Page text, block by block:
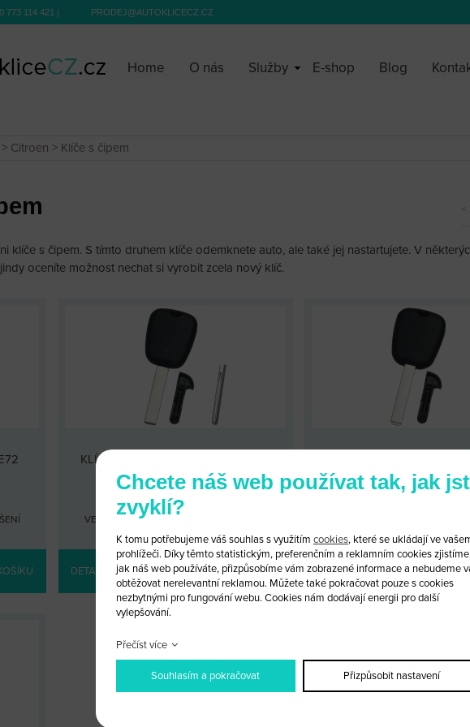
773 114 421 | PRODEJ@AUTOKLICECZ.CZ
Home O nás Služby E-shop Blog
> Citroen > Klíče s čipem
klíče s čipem. S tímto druhem klíče odemknete auto, ale také jej nastartujete. V
oceníte možnost nechat si vyrobit zcela nový klíč.
KLÍČ CITROEN S ČIPEM 46 (HU 83)
KÓD: CITROEN T46/H
MALOOBCHODNÍ CENA: 490 KČ
VELKOOBCHODNÍ CENA:
DETAIL PRODUKTU PŘIDAT DO KOŠÍKU
KLÍČ CITROEN S ČIPEM
KÓD: CITROEN T46/VA
PO
DETAIL PRODUKTU
Chcete náš web používat tak, jak
zvyklí?
K tomu potřebujeme váš souhlas s využitím cookies, které se ukládají ve
prohlížeči. Díky těmto statistickým, preferenčním a reklamním cookies
jak náš web používáte, přizpůsobíme vám zobrazené informace a nebudeme
obtěžovat nerelevantní reklamou. Můžete také pokračovat pouze s cookies
nezbytnými pro fungování webu. Cookies nám dodávají energii pro další
vylepšování.
Přečíst více
Souhlasím a pokračovat Přizpůsobit nastavení